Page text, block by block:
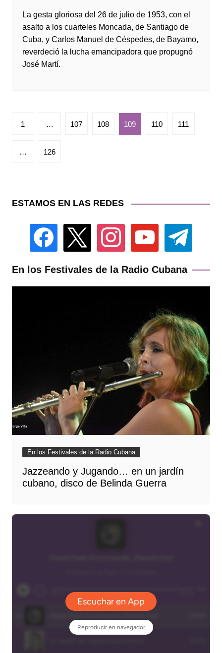
La gesta gloriosa del 26 de julio de 1953, con el
asalto a los cuarteles Moncada, de Santiago de
Cuba, y Carlos Manuel de Céspedes, de Bayamo,
reverdeció la lucha emancipadora que propugnó
José Martí.
Paginación
entradas
1 … 107 108 109 110 111
… 126
ESTAMOS EN LAS REDES
facebook instagram youtube telegram
En los Festivales de la Radio Cubana
En los Festivales de la Radio Cubana
Jazzeando y Jugando… en un jardín
cubano, disco de Belinda Guerra